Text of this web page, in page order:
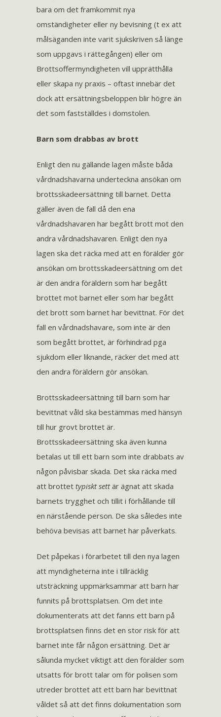
bara om det framkommit nya
omständigheter eller ny bevisning (t ex att
målsäganden inte varit sjukskriven så länge
som uppgavs i rättegången) eller om
Brottsoffermyndigheten vill upprätthålla
eller skapa ny praxis – oftast innebär det
dock att ersättningsbeloppen blir högre än
det som fastställdes i domstolen.
Barn som drabbas av brott
Enligt den nu gällande lagen måste båda
vårdnadshavarna underteckna ansökan om
brottsskadeersättning till barnet. Detta
gäller även de fall då den ena
vårdnadshavaren har begått brott mot den
andra vårdnadshavaren. Enligt den nya
lagen ska det räcka med att en förälder gör
ansökan om brottsskadeersättning om det
är den andra föräldern som har begått
brottet mot barnet eller som har begått
det brott som barnet har bevittnat. För det
fall en vårdnadshavare, som inte är den
som begått brottet, är förhindrad pga
sjukdom eller liknande, räcker det med att
den andra föräldern gör ansökan.
Brottsskadeersättning till barn som har
bevittnat våld ska bestämmas med hänsyn
till hur grovt brottet är.
Brottsskadeersättning ska även kunna
betalas ut till ett barn som inte drabbats av
någon påvisbar skada. Det ska räcka med
att brottet typiskt settär ägnat att skada
barnets trygghet och tillit i förhållande till
en närstående person. De ska således inte
behöva bevisas att barnet har påverkats.
Det påpekas i förarbetet till den nya lagen
att myndigheterna inte i tillräcklig
utsträckning uppmärksammar att barn har
funnits på brottsplatsen. Om det inte
dokumenterats att det fanns ett barn på
brottsplatsen finns det en stor risk för att
barnet inte får någon ersättning. Det är
sålunda mycket viktigt att den förälder som
utsatts för brott talar om för polisen som
utreder brottet att ett barn har bevittnat
våldet så att det finns dokumentation som